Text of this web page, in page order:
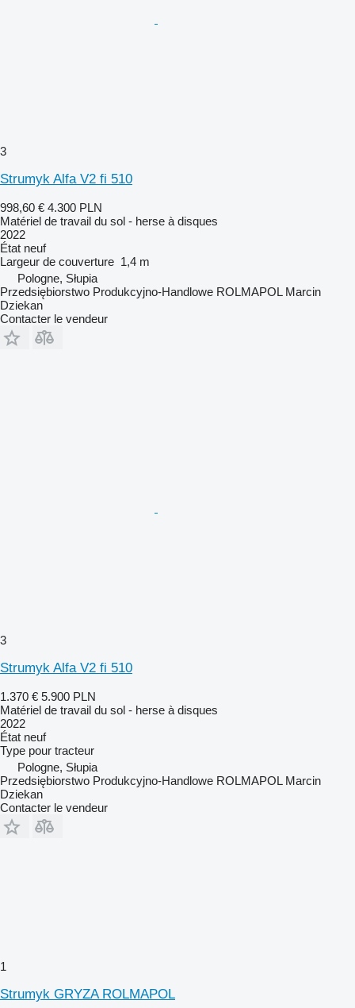
3
Strumyk Alfa V2 fi 510
998,60 € 4.300 PLN
Matériel de travail du sol - herse à disques
2022
État neuf
Largeur de couverture 1,4 m
Pologne, Słupia
Przedsiębiorstwo Produkcyjno-Handlowe ROLMAPOL Marcin
Dziekan
Contacter le vendeur
3
Strumyk Alfa V2 fi 510
1.370 € 5.900 PLN
Matériel de travail du sol - herse à disques
2022
État neuf
Type pour tracteur
Pologne, Słupia
Przedsiębiorstwo Produkcyjno-Handlowe ROLMAPOL Marcin
Dziekan
Contacter le vendeur
1
Strumyk GRYZA ROLMAPOL